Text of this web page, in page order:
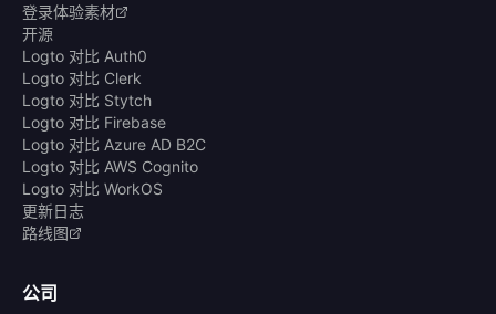
登录体验素材
开源
Logto 对比 Auth0
Logto 对比 Clerk
Logto 对比 Stytch
Logto 对比 Firebase
Logto 对比 Azure AD B2C
Logto 对比 AWS Cognito
Logto 对比 WorkOS
更新日志
路线图
公司